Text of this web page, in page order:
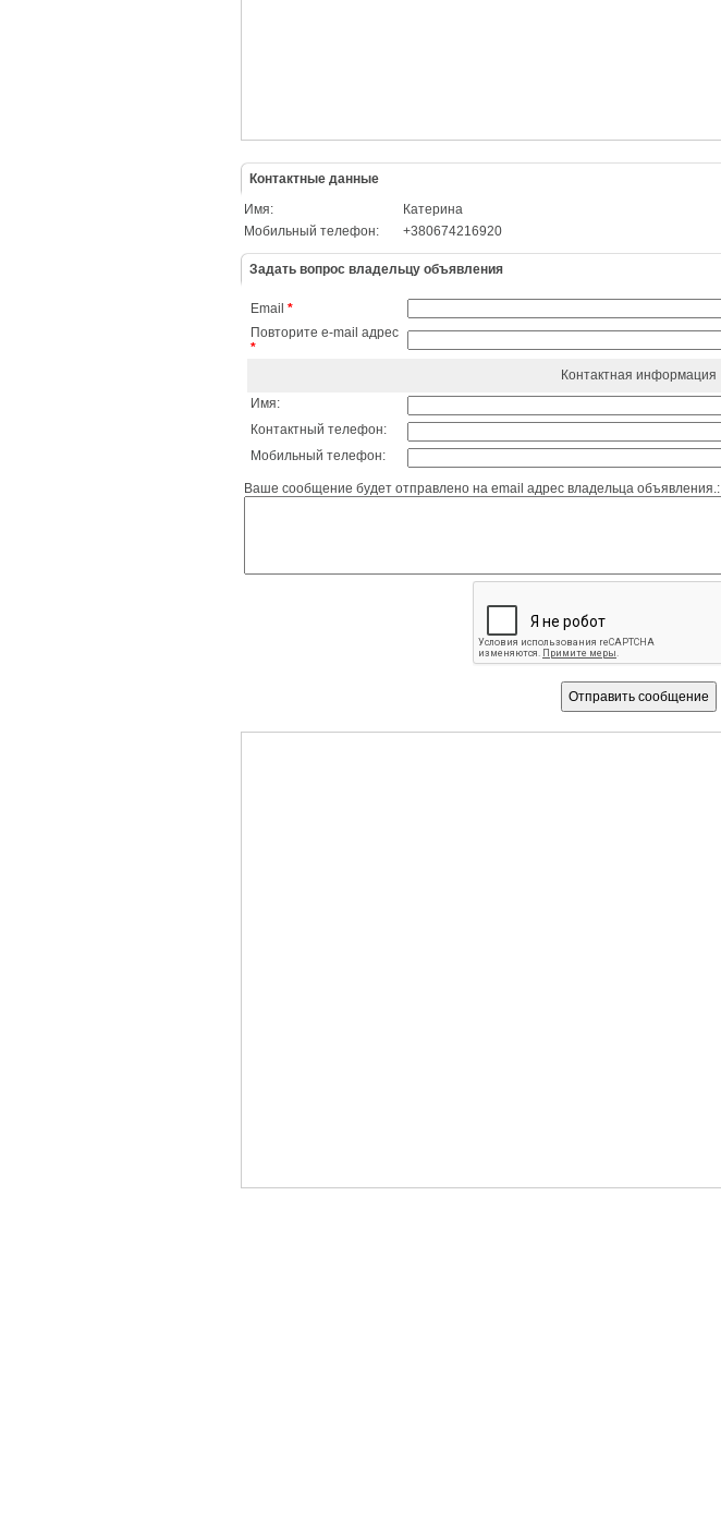
Контактные данные
Имя:
Катерина
Мобильный телефон:
+380674216920
Задать вопрос владельцу объявления
Email *
Повторите e-mail адрес
*
Контактная информация
Имя:
Контактный телефон:
Мобильный телефон:
Ваше сообщение будет отправлено на email адрес владельца объявления.: